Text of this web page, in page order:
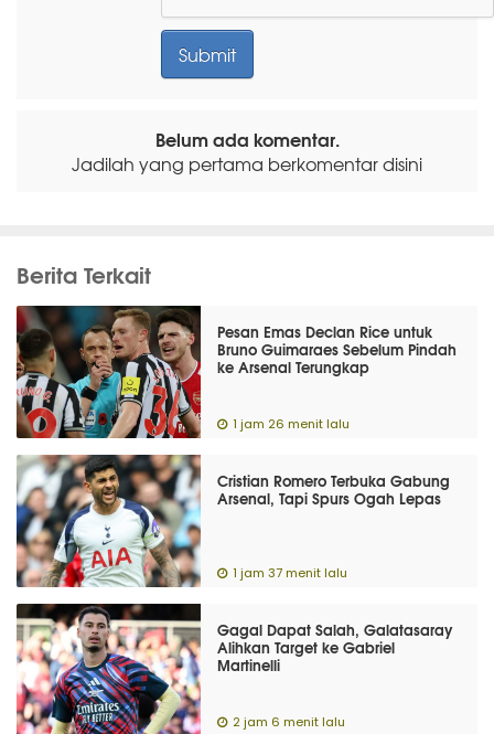
Belum ada komentar.
Jadilah yang pertama berkomentar disini
Berita Terkait
Pesan Emas Declan Rice untuk
Bruno Guimaraes Sebelum Pindah
ke Arsenal Terungkap
1 jam 26 menit lalu
Cristian Romero Terbuka Gabung
Arsenal, Tapi Spurs Ogah Lepas
1 jam 37 menit lalu
Gagal Dapat Salah, Galatasaray
Alihkan Target ke Gabriel
Martinelli
2 jam 6 menit lalu